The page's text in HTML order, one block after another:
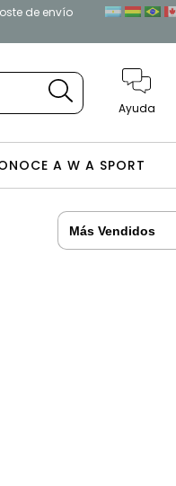
de envío
Ayuda
A W A SPORT